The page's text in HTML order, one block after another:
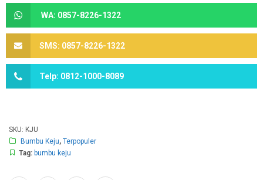
WA: 0857-8226-1322
SMS: 0857-8226-1322
Telp: 0812-1000-8089
SKU: KJU
Bumbu Keju, Terpopuler
Tag: bumbu keju